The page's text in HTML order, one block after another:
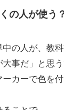
の人が使う
の人が、教
事だ」と思う
カーで色を